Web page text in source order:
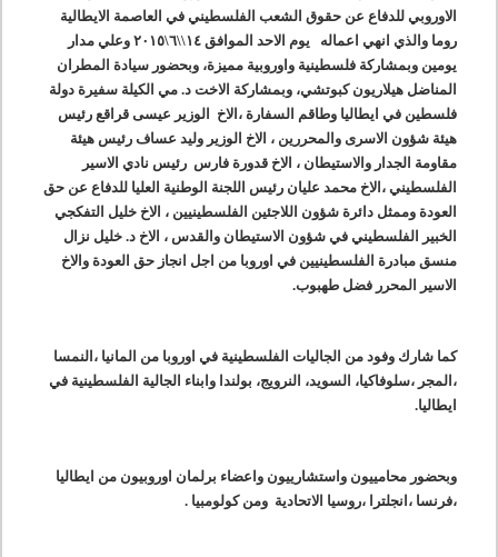
الاوروبي للدفاع عن حقوق الشعب الفلسطيني في العاصمة الايطالية
روما والذي انهي اعماله يوم الاحد الموافق ١٤\\٦\٢٠١٥ وعلي مدار
يومين وبمشاركة فلسطينية واوروبية مميزة، وبحضور سيادة المطران
المناضل هيلاريون كبوتشي، وبمشاركة الاخت د. مي الكيلة سفيرة دولة
فلسطين في ايطاليا وطاقم السفارة ،الاخ الوزير عيسى قراقع رئيس
هيئة شؤون الاسرى والمحررين ، الاخ الوزير وليد عساف رئيس هيئة
مقاومة الجدار والاستيطان ، الاخ قدورة فارس رئيس نادي الاسير
الفلسطيني ،الاخ محمد عليان رئيس اللجنة الوطنية العليا للدفاع عن حق
العودة وممثل دائرة شؤون اللاجئين الفلسطينيين ، الاخ خليل التفكجي
الخبير الفلسطيني في شؤون الاستيطان والقدس ، الاخ د. خليل نزال
منسق مبادرة الفلسطينيين في اوروبا من اجل انجاز حق العودة والاخ
الاسير المحرر فضل طهبوب.
كما شارك وفود من الجاليات الفلسطينية في اوروبا من المانيا ،النمسا
،المجر ،سلوفاكيا، السويد، النرويج، بولندا وابناء الجالية الفلسطينية في
ايطاليا.
وبحضور محامييون واستشارييون واعضاء برلمان اوروبيون من ايطاليا
،فرنسا ،انجلترا ،روسيا الاتحادية ومن كولومبيا .